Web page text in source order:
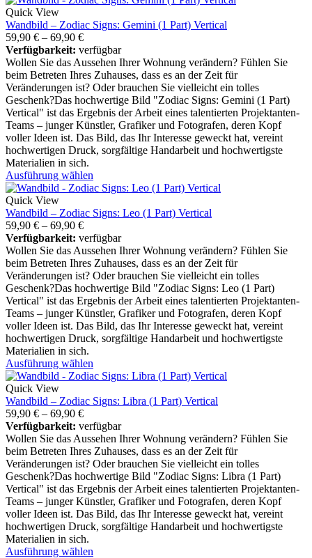
Quick View
Wandbild – Zodiac Signs: Gemini (1 Part) Vertical
59,90 € – 69,90 €
Verfügbarkeit: verfügbar
Wollen Sie das Aussehen Ihrer Wohnung verändern? Fühlen Sie
beim Betreten Ihres Zuhauses, dass es an der Zeit für
Veränderungen ist? Oder brauchen Sie vielleicht ein tolles
Geschenk?Das hochwertige Bild "Zodiac Signs: Gemini (1 Part)
Vertical" ist das Ergebnis der Arbeit eines talentierten Projektanten-
Teams – junger Künstler, Grafiker und Fotografen, deren Kopf
voller Ideen ist. Das Bild, das Ihr Interesse geweckt hat, vereint
hochwertigen Druck, sorgfältige Handarbeit und hochwertigste
Materialien in sich.
Ausführung wählen
Quick View
Wandbild – Zodiac Signs: Leo (1 Part) Vertical
59,90 € – 69,90 €
Verfügbarkeit: verfügbar
Wollen Sie das Aussehen Ihrer Wohnung verändern? Fühlen Sie
beim Betreten Ihres Zuhauses, dass es an der Zeit für
Veränderungen ist? Oder brauchen Sie vielleicht ein tolles
Geschenk?Das hochwertige Bild "Zodiac Signs: Leo (1 Part)
Vertical" ist das Ergebnis der Arbeit eines talentierten Projektanten-
Teams – junger Künstler, Grafiker und Fotografen, deren Kopf
voller Ideen ist. Das Bild, das Ihr Interesse geweckt hat, vereint
hochwertigen Druck, sorgfältige Handarbeit und hochwertigste
Materialien in sich.
Ausführung wählen
Quick View
Wandbild – Zodiac Signs: Libra (1 Part) Vertical
59,90 € – 69,90 €
Verfügbarkeit: verfügbar
Wollen Sie das Aussehen Ihrer Wohnung verändern? Fühlen Sie
beim Betreten Ihres Zuhauses, dass es an der Zeit für
Veränderungen ist? Oder brauchen Sie vielleicht ein tolles
Geschenk?Das hochwertige Bild "Zodiac Signs: Libra (1 Part)
Vertical" ist das Ergebnis der Arbeit eines talentierten Projektanten-
Teams – junger Künstler, Grafiker und Fotografen, deren Kopf
voller Ideen ist. Das Bild, das Ihr Interesse geweckt hat, vereint
hochwertigen Druck, sorgfältige Handarbeit und hochwertigste
Materialien in sich.
Ausführung wählen